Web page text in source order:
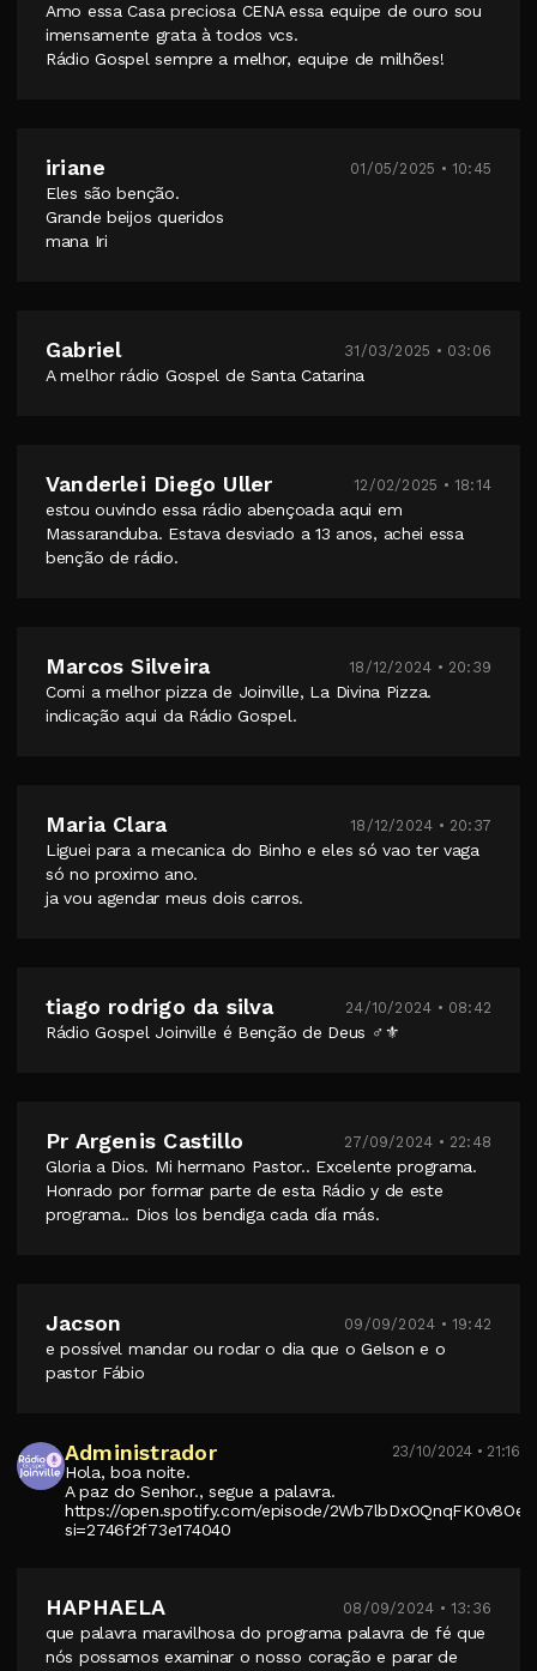
Amo essa Casa preciosa CENA essa equipe de ouro sou
imensamente grata à todos vcs.
Rádio Gospel sempre a melhor, equipe de milhões!
iriane 01/05/2025 • 10:45
Eles são benção.
Grande beijos queridos
mana Iri
Gabriel 31/03/2025 • 03:06
A melhor rádio Gospel de Santa Catarina
Vanderlei Diego Uller 12/02/2025 • 18:14
estou ouvindo essa rádio abençoada aqui em
Massaranduba. Estava desviado a 13 anos, achei essa
benção de rádio.
Marcos Silveira 18/12/2024 • 20:39
Comi a melhor pizza de Joinville, La Divina Pizza.
indicação aqui da Rádio Gospel.
Maria Clara 18/12/2024 • 20:37
Liguei para a mecanica do Binho e eles só vao ter vaga
só no proximo ano.
ja vou agendar meus dois carros.
tiago rodrigo da silva 24/10/2024 • 08:42
Rádio Gospel Joinville é Benção de Deus ‍♂️⚜️
Pr Argenis Castillo 27/09/2024 • 22:48
Gloria a Dios. Mi hermano Pastor.. Excelente programa.
Honrado por formar parte de esta Rádio y de este
programa.. Dios los bendiga cada día más.
Jacson 09/09/2024 • 19:42
e possível mandar ou rodar o dia que o Gelson e o
pastor Fábio
Administrador 23/10/2024 • 21:16
Hola, boa noite.
A paz do Senhor., segue a palavra.
https://open.spotify.com/episode/
si=2746f2f73e174040
HAPHAELA 08/09/2024 • 13:36
que palavra maravilhosa do programa palavra de fé que
nós possamos examinar o nosso coração e parar de